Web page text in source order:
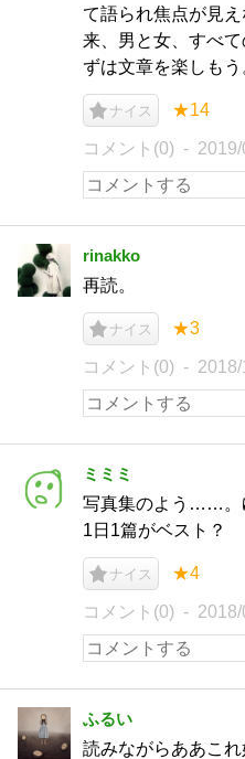
て語られ焦点が見
来、男と女、すべ
ずは文章を楽しもう
ナイス ★14
コメント(0)
rinakko
再読。
ナイス ★3
コメント(0)
ミミミ
写真集のよう……。
1日1篇がベスト？
ナイス ★4
コメント(0)
ふるい
読みながらああこ